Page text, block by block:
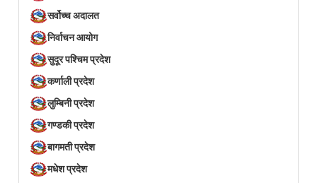
सर्वोच्च अदालत
निर्वाचन आयोग
सुदूर पश्चिम प्रदेश
कर्णाली प्रदेश
लुम्बिनी प्रदेश
गण्डकी प्रदेश
बागमती प्रदेश
मधेश प्रदेश